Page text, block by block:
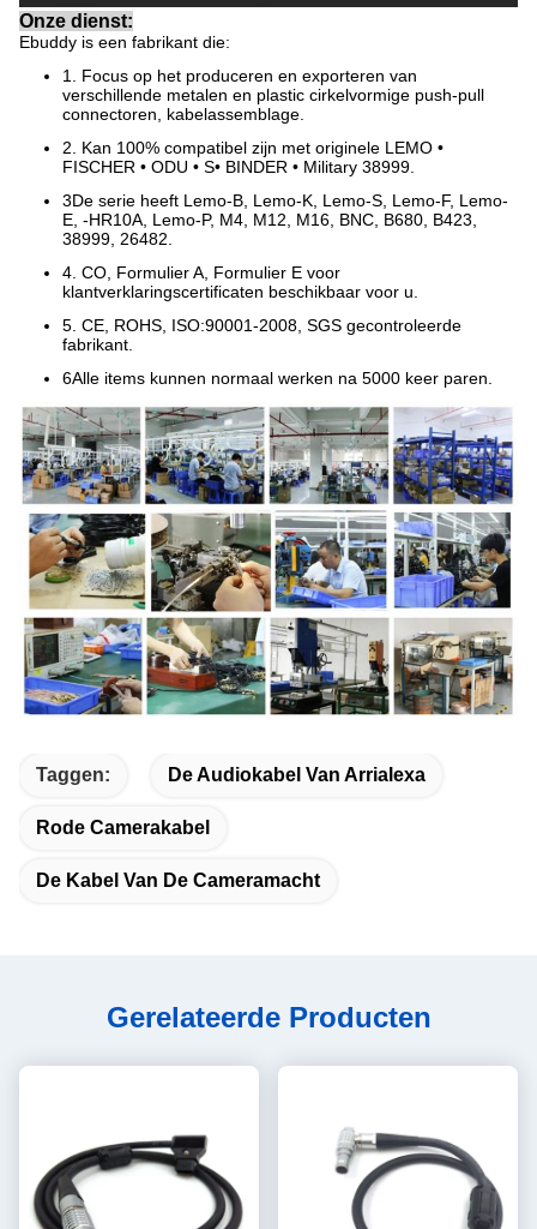
Onze dienst:
Ebuddy is een fabrikant die:
1. Focus op het produceren en exporteren van
verschillende metalen en plastic cirkelvormige push-pull
connectoren, kabelassemblage.
2. Kan 100% compatibel zijn met originele LEMO •
FISCHER • ODU • S• BINDER • Military 38999.
3De serie heeft Lemo-B, Lemo-K, Lemo-S, Lemo-F, Lemo-
E, -HR10A, Lemo-P, M4, M12, M16, BNC, B680, B423,
38999, 26482.
4. CO, Formulier A, Formulier E voor
klantverklaringscertificaten beschikbaar voor u.
5. CE, ROHS, ISO:90001-2008, SGS gecontroleerde
fabrikant.
6Alle items kunnen normaal werken na 5000 keer paren.
Taggen: De Audiokabel Van Arrialexa
Rode Camerakabel
De Kabel Van De Cameramacht
Gerelateerde Producten